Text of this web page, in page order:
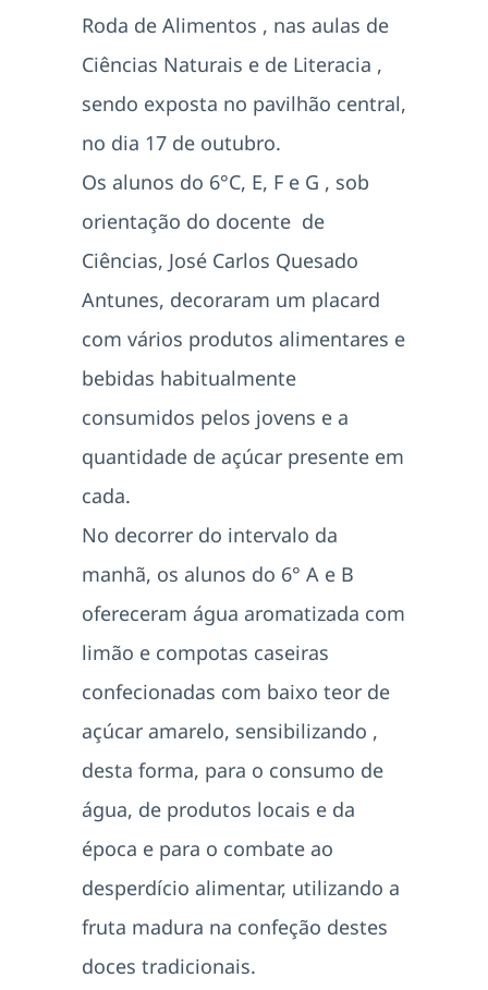
Roda de Alimentos , nas aulas de
Ciências Naturais e de Literacia ,
sendo exposta no pavilhão central,
no dia 17 de outubro.
Os alunos do 6°C, E, F e G , sob
orientação do docente de
Ciências, José Carlos Quesado
Antunes, decoraram um placard
com vários produtos alimentares e
bebidas habitualmente
consumidos pelos jovens e a
quantidade de açúcar presente em
cada.
No decorrer do intervalo da
manhã, os alunos do 6° A e B
ofereceram água aromatizada com
limão e compotas caseiras
confecionadas com baixo teor de
açúcar amarelo, sensibilizando ,
desta forma, para o consumo de
água, de produtos locais e da
época e para o combate ao
desperdício alimentar, utilizando a
fruta madura na confeção destes
doces tradicionais.